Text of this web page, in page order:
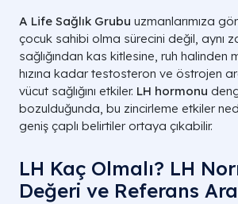
A Life Sağlık Grubu uzmanlarımıza
çocuk sahibi olma sürecini değil, aynı
sağlığından kas kitlesine, ruh halinden
hızına kadar testosteron ve östrojen
vücut sağlığını etkiler. LH hormonu
bozulduğunda, bu zincirleme etkiler
geniş çaplı belirtiler ortaya çıkabilir.
LH Kaç Olmalı? LH
Değeri ve Referans